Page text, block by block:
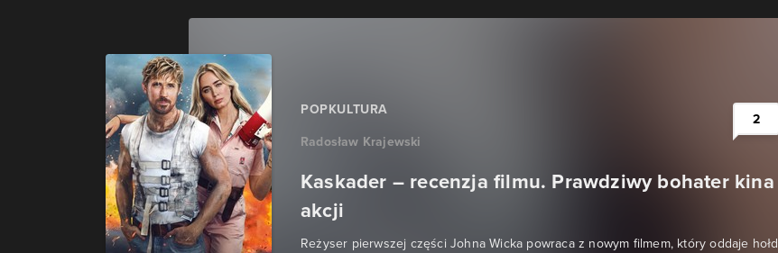
POPKULTURA
Radosław Krajewski
Kaskader – recenzja filmu. Prawdziwy bohater kina
akcji
Reżyser pierwszej części Johna Wicka powraca z nowym filmem, który oddaje hołd
2